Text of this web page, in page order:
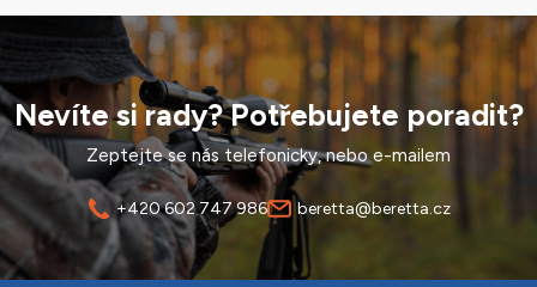
ý
p
i
s
u
Nevíte si rady? Potřebujete poradit?
Zeptejte se nás telefonicky, nebo e-mailem
+420 602 747 986 beretta@beretta.cz